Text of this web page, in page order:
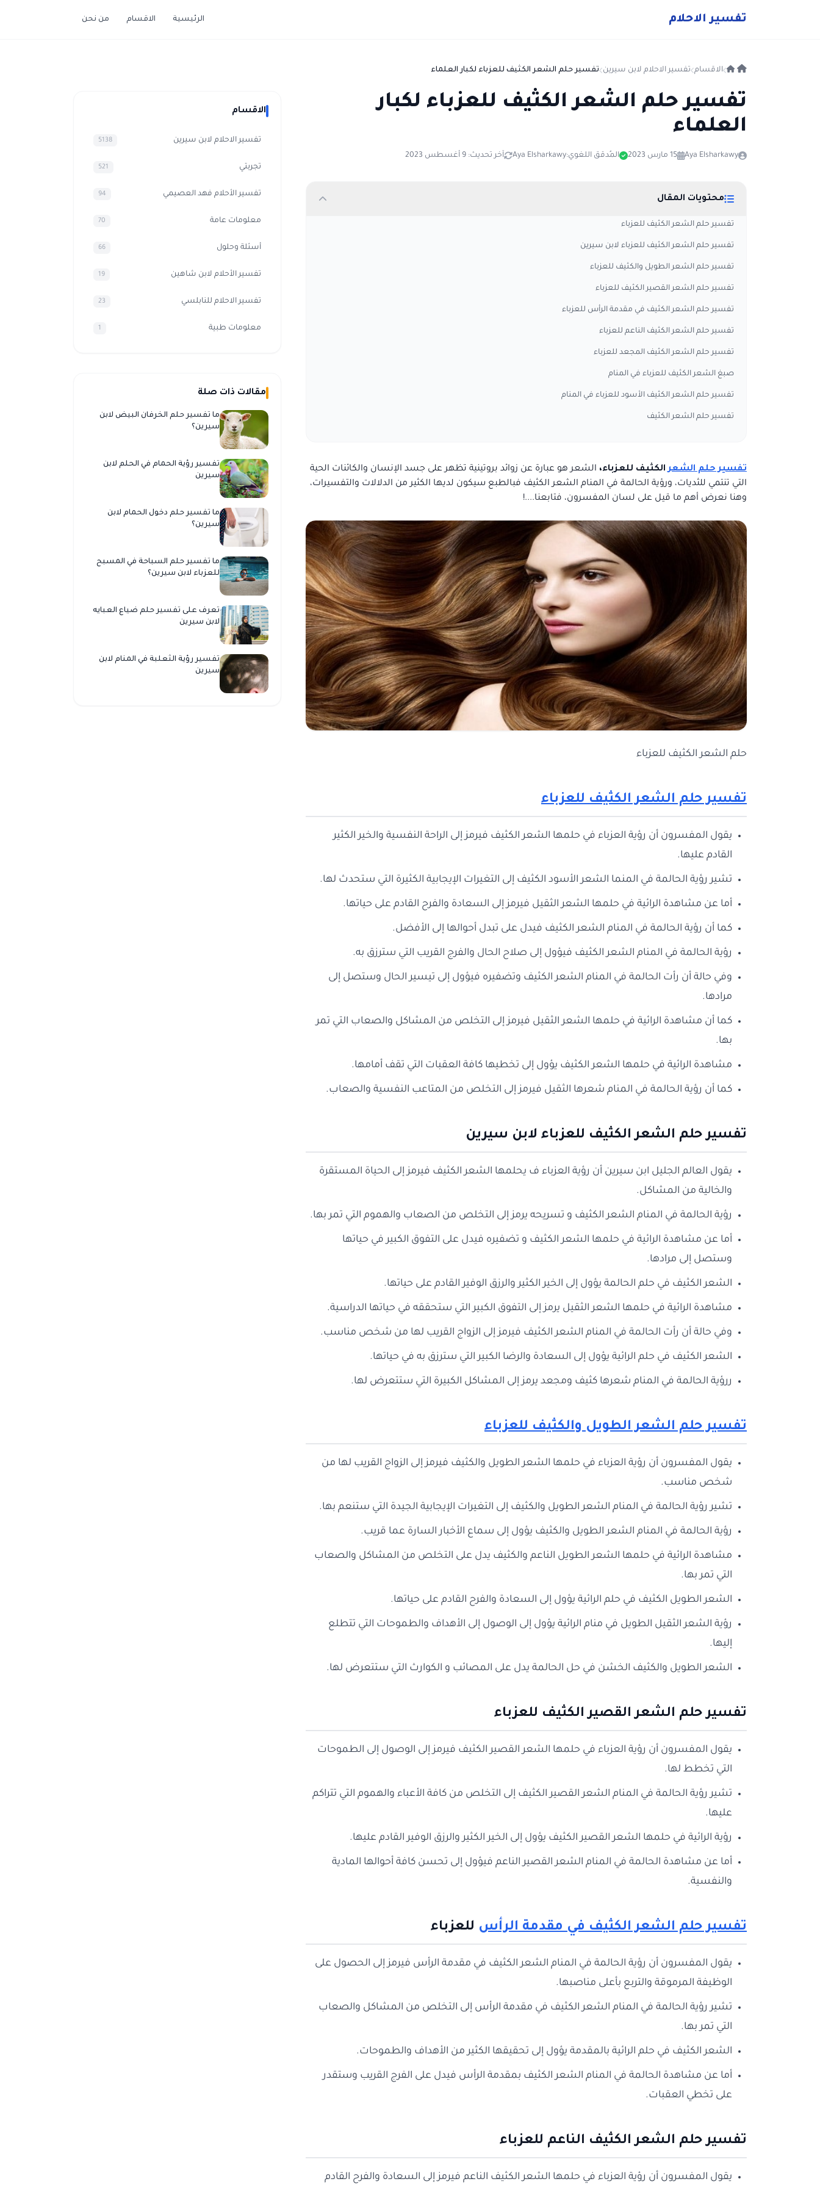
تفسير الاحلام الرئيسية الاقسام من نحن
الاقسام تفسير الاحلام لابن سيرين تفسير حلم الشعر الكثيف للعزباء لكبار العلماء
تفسير حلم الشعر الكثيف للعزباء لكبار
العلماء
Aya Elsharkawy 15 مارس 2023 المُدقق اللغوي:Aya Elsharkawy آخر تحديث: 9 أغسطس 2023
محتويات المقال
تفسير حلم الشعر الكثيف للعزباء
تفسير حلم الشعر الكثيف للعزباء لابن سيرين
تفسير حلم الشعر الطويل والكثيف للعزباء
تفسير حلم الشعر القصير الكثيف للعزباء
تفسير حلم الشعر الكثيف في مقدمة الرأس للعزباء
تفسير حلم الشعر الكثيف الناعم للعزباء
تفسير حلم الشعر الكثيف المجعد للعزباء
صبغ الشعر الكثيف للعزباء في المنام
تفسير حلم الشعر الكثيف الأسود للعزباء في المنام
تفسير حلم الشعر الكثيف
تفسير حلم الشعرالكثيف للعزباء، الشعر هو عبارة عن زوائد بروتينية تظهر على جسد الإنسان والكائنات الحية
التي تنتمي للثديات، ورؤية الحالمة في المنام الشعر الكثيف فبالطبع سيكون لديها الكثير من الدلالات والتفسيرات،
وهنا نعرض أهم ما قيل على لسان المفسرون، فتابعنا....!
حلم الشعر الكثيف للعزباء
تفسير حلم الشعر الكثيف للعزباء
يقول المفسرون أن رؤية العزباء في حلمها الشعر الكثيف فيرمز إلى الراحة النفسية والخير الكثير
القادم عليها.
تشير رؤية الحالمة في المنما الشعر الأسود الكثيف إلى التغيرات الإيجابية الكثيرة التي ستحدث لها.
أما عن مشاهدة الرائية في حلمها الشعر الثقيل فيرمز إلى السعادة والفرح القادم على حياتها.
كما أن رؤية الحالمة في المنام الشعر الكثيف فيدل على تبدل أحوالها إلى الأفضل.
رؤية الحالمة في المنام الشعر الكثيف فيؤول إلى صلاح الحال والفرج القريب التي سترزق به.
وفي حالة أن رأت الحالمة في المنام الشعر الكثيف وتضفيره فيؤول إلى تيسير الحال وستصل إلى
مرادها.
كما أن مشاهدة الرائية في حلمها الشعر الثقيل فيرمز إلى التخلص من المشاكل والصعاب التي تمر
بها.
مشاهدة الرائية في حلمها الشعر الكثيف يؤول إلى تخطيها كافة العقبات التي تقف أمامها.
كما أن رؤية الحالمة في المنام شعرها الثقيل فيرمز إلى التخلص من المتاعب النفسية والصعاب.
تفسير حلم الشعر الكثيف للعزباء لابن سيرين
يقول العالم الجليل ابن سيرين أن رؤية العزباء ف يحلمها الشعر الكثيف فيرمز إلى الحياة المستقرة
والخالية من المشاكل.
رؤية الحالمة في المنام الشعر الكثيف و تسريحه يرمز إلى التخلص من الصعاب والهموم التي تمر بها.
أما عن مشاهدة الرائية في حلمها الشعر الكثيف و تضفيره فيدل على التفوق الكبير في حياتها
وستصل إلى مرادها.
الشعر الكثيف في حلم الحالمة يؤول إلى الخير الكثير والرزق الوفير القادم على حياتها.
مشاهدة الرائية في حلمها الشعر الثقيل يرمز إلى التفوق الكبير التي ستحققه في حياتها الدراسية.
وفي حالة أن رأت الحالمة في المنام الشعر الكثيف فيرمز إلى الزواج القريب لها من شخص مناسب.
الشعر الكثيف في حلم الرائية يؤول إلى السعادة والرضا الكبير التي سترزق به في حياتها.
ررؤية الحالمة في المنام شعرها كثيف ومجعد يرمز إلى المشاكل الكبيرة التي ستتعرض لها.
تفسير حلم الشعر الطويل والكثيف للعزباء
يقول المفسرون أن رؤية العزباء في حلمها الشعر الطويل والكثيف فيرمز إلى الزواج القريب لها من
شخص مناسب.
تشير رؤية الحالمة في المنام الشعر الطويل والكثيف إلى التغيرات الإيجابية الجيدة التي ستنعم بها.
رؤية الحالمة في المنام الشعر الطويل والكثيف يؤول إلى سماع الأخبار السارة عما قريب.
مشاهدة الرائية في حلمها الشعر الطويل الناعم والكثيف يدل على التخلص من المشاكل والصعاب
التي تمر بها.
الشعر الطويل الكثيف في حلم الرائية يؤول إلى السعادة والفرح القادم على حياتها.
رؤية الشعر الثقيل الطويل في منام الرائية يؤول إلى الوصول إلى الأهداف والطموحات التي تتطلع
إليها.
الشعر الطويل والكثيف الخشن في حل الحالمة يدل على المصائب و الكوارث التي ستتعرض لها.
تفسير حلم الشعر القصير الكثيف للعزباء
يقول المفسرون أن رؤية العزباء في حلمها الشعر القصير الكثيف فيرمز إلى الوصول إلى الطموحات
التي تخطط لها.
تشير رؤية الحالمة في المنام الشعر القصير الكثيف إلى التخلص من كافة الأعباء والهموم التي تتراكم
عليها.
رؤية الرائية في حلمها الشعر القصير الكثيف يؤول إلى الخير الكثير والرزق الوفير القادم عليها.
أما عن مشاهدة الحالمة في المنام الشعر القصير الناعم فيؤول إلى تحسن كافة أحوالها المادية
والنفسية.
تفسير حلم الشعر الكثيف في مقدمة الرأس للعزباء
يقول المفسرون أن رؤية الحالمة في المنام الشعر الكثيف في مقدمة الرأس فيرمز إلى الحصول على
الوظيفة المرموقة والتربع بأعلى مناصبها.
تشير رؤية الحالمة في المنام الشعر الكثيف في مقدمة الرأس إلى التخلص من المشاكل والصعاب
التي تمر بها.
الشعر الكثيف في حلم الرائية بالمقدمة يؤول إلى تحقيقها الكثير من الأهداف والطموحات.
أما عن مشاهدة الحالمة في المنام الشعر الكثيف بمقدمة الرأس فيدل على الفرج القريب وستقدر
على تخطي العقبات.
تفسير حلم الشعر الكثيف الناعم للعزباء
يقول المفسرون أن رؤية العزباء في حلمها الشعر الكثيف الناعم فيرمز إلى السعادة والفرح القادم
الاقسام
تفسير الاحلام لابن سيرين 5138
تجربتي 521
تفسير الأحلام فهد العصيمي 94
معلومات عامة 70
أسئلة وحلول 66
تفسير الأحلام لابن شاهين 19
تفسير الاحلام للنابلسي 23
معلومات طبية 1
مقالات ذات صلة
ما تفسير حلم الخرفان البيض لابن
سيرين؟
تفسير رؤية الحمام في الحلم لابن
سيرين
ما تفسير حلم دخول الحمام لابن
سيرين؟
ما تفسير حلم السباحة في المسبح
للعزباء لابن سيرين؟
تعرف على تفسير حلم ضياع العبايه
لابن سيرين
تفسير رؤية الثعلبة في المنام لابن
سيرين